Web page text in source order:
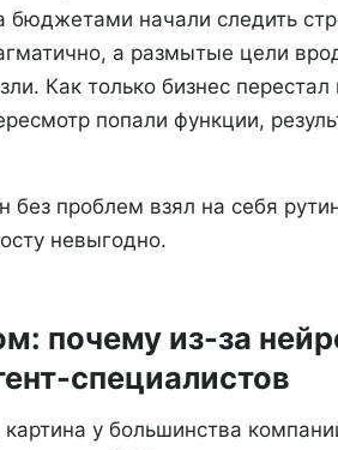
бюджетами начали следить
а размытые цели
Как только бизнес перестал
попали функции,
без проблем взял на себя
невыгодно.
почему из-за
специалистов
у большинства